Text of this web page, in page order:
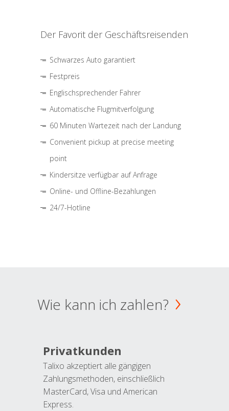
Der Favorit der Geschäftsreisenden
Schwarzes Auto garantiert
Festpreis
Englischsprechender Fahrer
Automatische Flugmitverfolgung
60 Minuten Wartezeit nach der Landung
Convenient pickup at precise meeting
point
Kindersitze verfügbar auf Anfrage
Online- und Offline-Bezahlungen
24/7-Hotline
Wie kann ich zahlen?
Privatkunden
Talixo akzeptiert alle gängigen
Zahlungsmethoden, einschließlich
MasterCard, Visa und American
Express.